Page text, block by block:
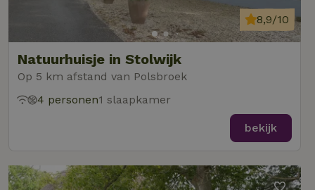
Natuurhuisje in Stolwijk
Op 5 km afstand van Polsbroek
8,9/10
4 personen1 slaapkamer
bekijk